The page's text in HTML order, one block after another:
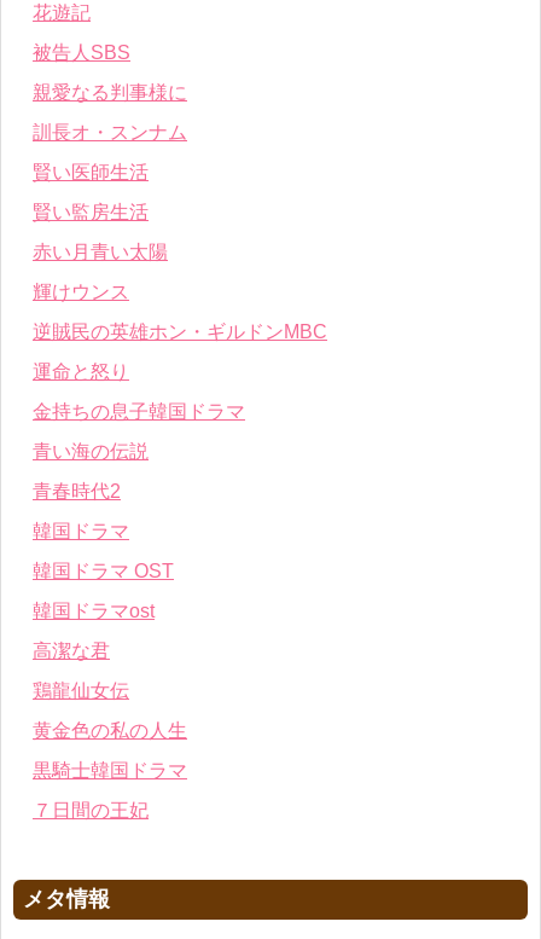
花遊記
被告人SBS
親愛なる判事様に
訓長オ・スンナム
賢い医師生活
賢い監房生活
赤い月青い太陽
輝けウンス
逆賊民の英雄ホン・ギルドンMBC
運命と怒り
金持ちの息子韓国ドラマ
青い海の伝説
青春時代2
韓国ドラマ
韓国ドラマ OST
韓国ドラマost
高潔な君
鶏龍仙女伝
黄金色の私の人生
黒騎士韓国ドラマ
７日間の王妃
メタ情報